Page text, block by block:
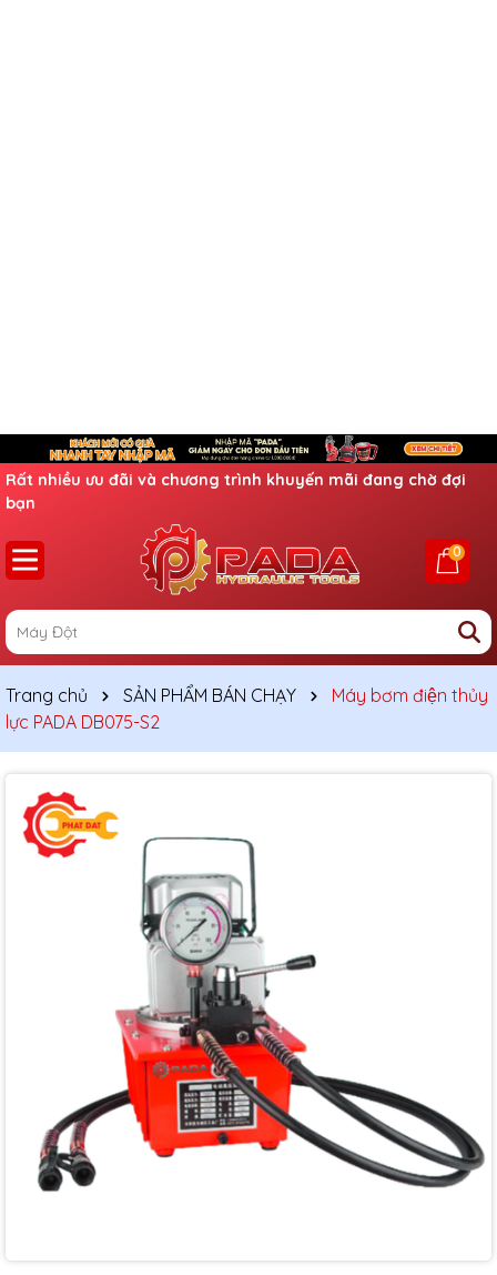
Rất nhiều ưu đãi và chương trình khuyến mãi đang chờ đợi
bạn
0
Trang chủ SẢN PHẨM BÁN CHẠY
Máy bơm điện thủy
lực PADA DB075-S2